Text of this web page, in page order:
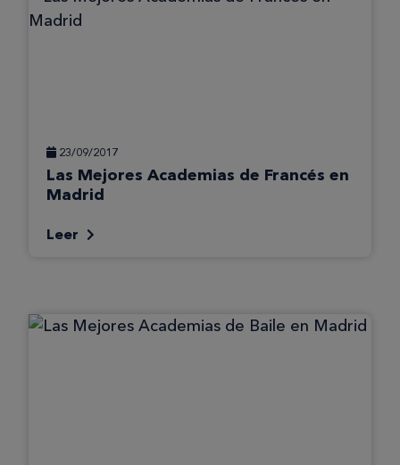
23/09/2017
Las Mejores Academias de Francés en
Madrid
Leer